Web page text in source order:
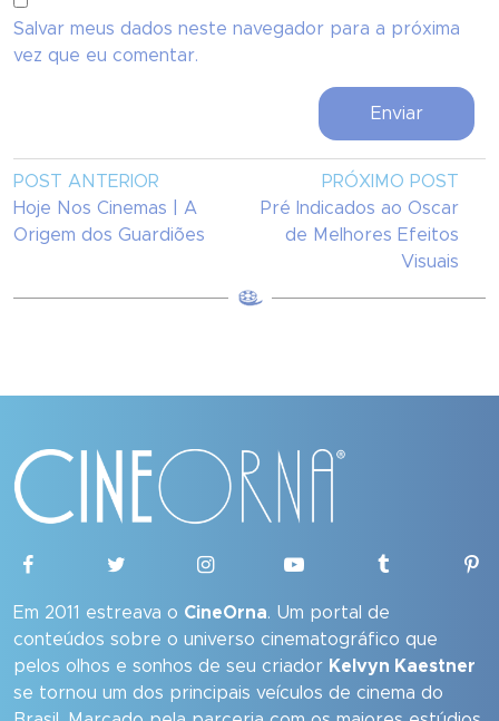
Salvar meus dados neste navegador para a próxima
vez que eu comentar.
POST ANTERIOR
Hoje Nos Cinemas | A
Origem dos Guardiões
PRÓXIMO POST
Pré Indicados ao Oscar
de Melhores Efeitos
Visuais
Em 2011 estreava o CineOrna. Um portal de
conteúdos sobre o universo cinematográfico que
pelos olhos e sonhos de seu criador Kelvyn Kaestner
se tornou um dos principais veículos de cinema do